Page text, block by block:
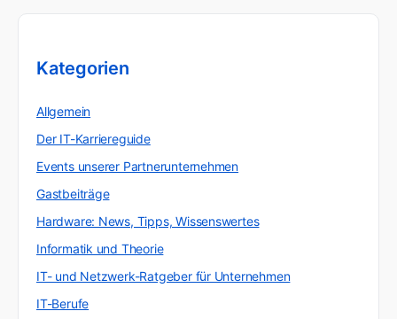
Kategorien
Allgemein
Der IT-Karriereguide
Events unserer Partnerunternehmen
Gastbeiträge
Hardware: News, Tipps, Wissenswertes
Informatik und Theorie
IT- und Netzwerk-Ratgeber für Unternehmen
IT-Berufe